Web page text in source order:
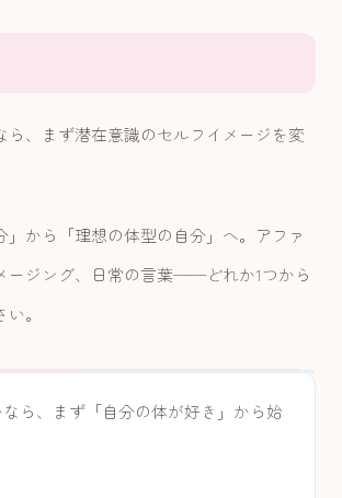
ら、まず潜在意識のセルフイメージを変
」から「理想の体型の自分」へ。アファ
ージング、日常の言葉——どれか1つから
。
ら、まず「自分の体が好き」から始